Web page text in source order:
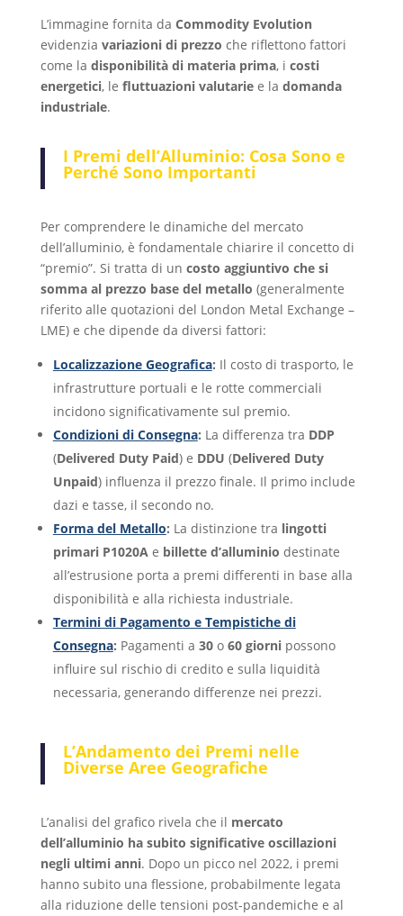
L’immagine fornita da Commodity Evolution
evidenzia variazioni di prezzo che riflettono fattori
come la disponibilità di materia prima, i costi
energetici, le fluttuazioni valutariee la domanda
industriale.
I Premi dell’Alluminio: Cosa Sono e
Perché Sono Importanti
Per comprendere le dinamiche del mercato
dell’alluminio, è fondamentale chiarire il concetto di
“premio”. Si tratta di un costo aggiuntivo che si
somma al prezzo base del metallo (generalmente
riferito alle quotazioni del London Metal Exchange –
LME) e che dipende da diversi fattori:
Localizzazione Geografica: Il costo di trasporto, le
infrastrutture portuali e le rotte commerciali
incidono significativamente sul premio.
Condizioni di Consegna: La differenza tra DDP
(Delivered Duty Paid) e DDU (Delivered Duty
Unpaid) influenza il prezzo finale. Il primo include
dazi e tasse, il secondo no.
Forma del Metallo: La distinzione tra lingotti
primari P1020Ae billette d’alluminio destinate
all’estrusione porta a premi differenti in base alla
disponibilità e alla richiesta industriale.
Termini di Pagamento e Tempistiche di
Consegna: Pagamenti a 30o 60 giornipossono
influire sul rischio di credito e sulla liquidità
necessaria, generando differenze nei prezzi.
L’Andamento dei Premi nelle
Diverse Aree Geografiche
L’analisi del grafico rivela che il mercato
dell’alluminio ha subito significative oscillazioni
negli ultimi anni. Dopo un picco nel 2022, i premi
hanno subito una flessione, probabilmente legata
alla riduzione delle tensioni post-pandemiche e al